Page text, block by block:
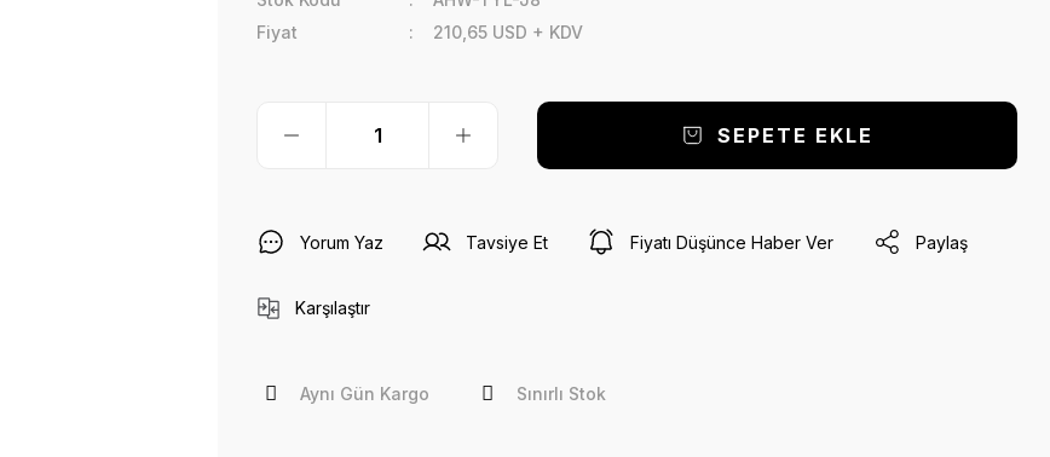
Fiyat
210,65 USD + KDV
SEPETE EKLE
Yorum Yaz Tavsiye Et Fiyatı Düşünce Haber Ver Paylaş
Karşılaştır
Aynı Gün Kargo Sınırlı Stok